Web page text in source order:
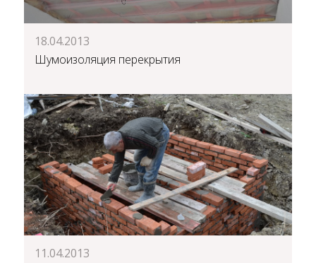
18.04.2013
Шумоизоляция перекрытия
11.04.2013